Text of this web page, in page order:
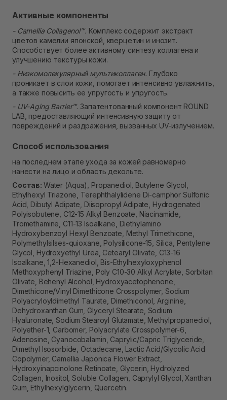
Активные компоненты
- Camellia Collagenol™. Комплекс содержит экстракт
цветов камелии японской, кверцетин и инозит.
Способствует более активному синтезу коллагена и
улучшению текстуры кожи.
- Низкомолекулярный мультиколлаген. Глубоко
проникает в слои кожи, помогает интенсивно увлажнить,
а также повысить ее упругость и упругость.
- UV-Aging Barrier™. Запатентованный компонент ROUND
LAB, предоставляющий интенсивную защиту от
повреждений и раздражения, вызванных UV-излучением.
Способ использования
на последнем этапе ухода за кожей равномерно
нанести на лицо и область декольте.
Состав: Water (Aqua), Propanediol, Butylene Glycol,
Ethylhexyl Triazone, Terephthalylidene Di-camphor Sulfonic
Acid, Dibutyl Adipate, Diisopropyl Adipate, Hydrogenated
Polyisobutene, C12-15 Alkyl Benzoate, Niacinamide,
Tromethamine, C11-13 Isoalkane, Diethylamino
Hydroxybenzoyl Hexyl Benzoate, Methyl Trimethicone,
Polymethylsilses-quioxane, Polysilicone-15, Silica, Pentylene
Glycol, Hydroxyethyl Urea, Cetearyl Olivate, C13-16
Isoalkane, 1,2-Hexanediol, Bis-Ethylhexyloxyphenol
Methoxyphenyl Triazine, Poly C10-30 Alkyl Acrylate, Sorbitan
Olivate, Behenyl Alcohol, Hydroxyacetophenone,
Dimethicone/Vinyl Dimethicone Crosspolymer, Sodium
Polyacryloyldimethyl Taurate, Dimethiconol, Arginine,
Dehydroxanthan Gum, Glyceryl Stearate, Sodium
Hyaluronate, Sodium Stearoyl Glutamate, Methylpropanediol,
Polyether-1, Carbomer, Polyacrylate Crosspolymer-6,
Adenosine, Cyanocobalamin, Caprylic/Capric Triglyceride,
Dimethyl Isosorbide, Octadecane, Lactic Acid/Glycolic Acid
Copolymer, Camellia Japonica Flower Extract,
Hydroxyinapcinolone Retinoate, Glycerin, Hydrolyzed
Collagen, Inositol, Soluble Collagen, Caprylyl Glycol, Xanthan
Gum, Ethylhexylglycerin, Quercetin.